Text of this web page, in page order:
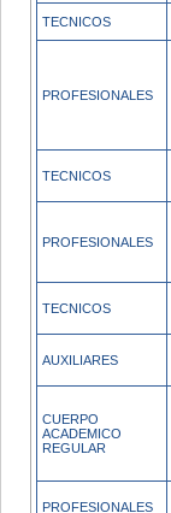
TECNICOS
PROFESIONALES
TECNICOS
PROFESIONALES
TECNICOS
AUXILIARES
CUERPO
ACADEMICO
REGULAR
PROFESIONALES